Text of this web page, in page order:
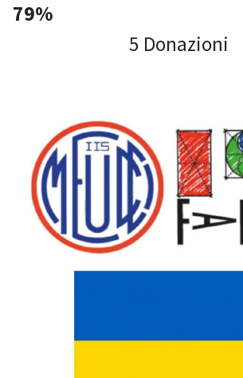
79%
5 Donazioni